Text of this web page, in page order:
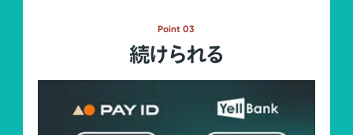
Point 03
続けられる